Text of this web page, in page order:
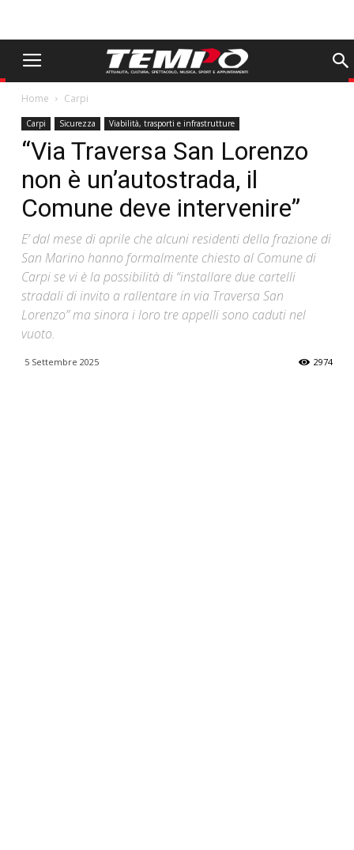
Home Carpi
Carpi Sicurezza Viabilità, trasporti e infrastrutture
“Via Traversa San Lorenzo
non è un’autostrada, il
Comune deve intervenire”
E’ dal mese di aprile che alcuni residenti della frazione di
San Marino hanno formalmente chiesto al Comune di
Carpi se vi è la possibilità di “installare due cartelli
stradali di invito a rallentare in via Traversa San
Lorenzo” ma sinora i loro tre appelli sono caduti nel
vuoto.
5 Settembre 2025 2974